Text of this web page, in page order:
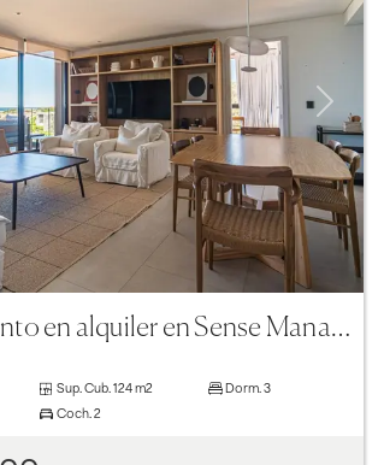
Departamento en alquiler en Sense Manantiales de 3 dormitorios
Sup. Cub. 124 m2 Dorm. 3
Coch. 2